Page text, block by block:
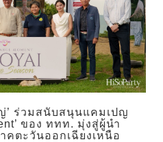
’ ร่วมสนับสนุนแคมเปญ
ของ ททท. มุ่งสู่ผู้นำ
คตะวันออกเฉียงเหนือ